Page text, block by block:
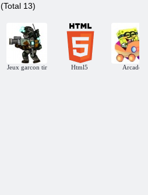
(Total 13)
Jeux garcon tir Html5 Arcade